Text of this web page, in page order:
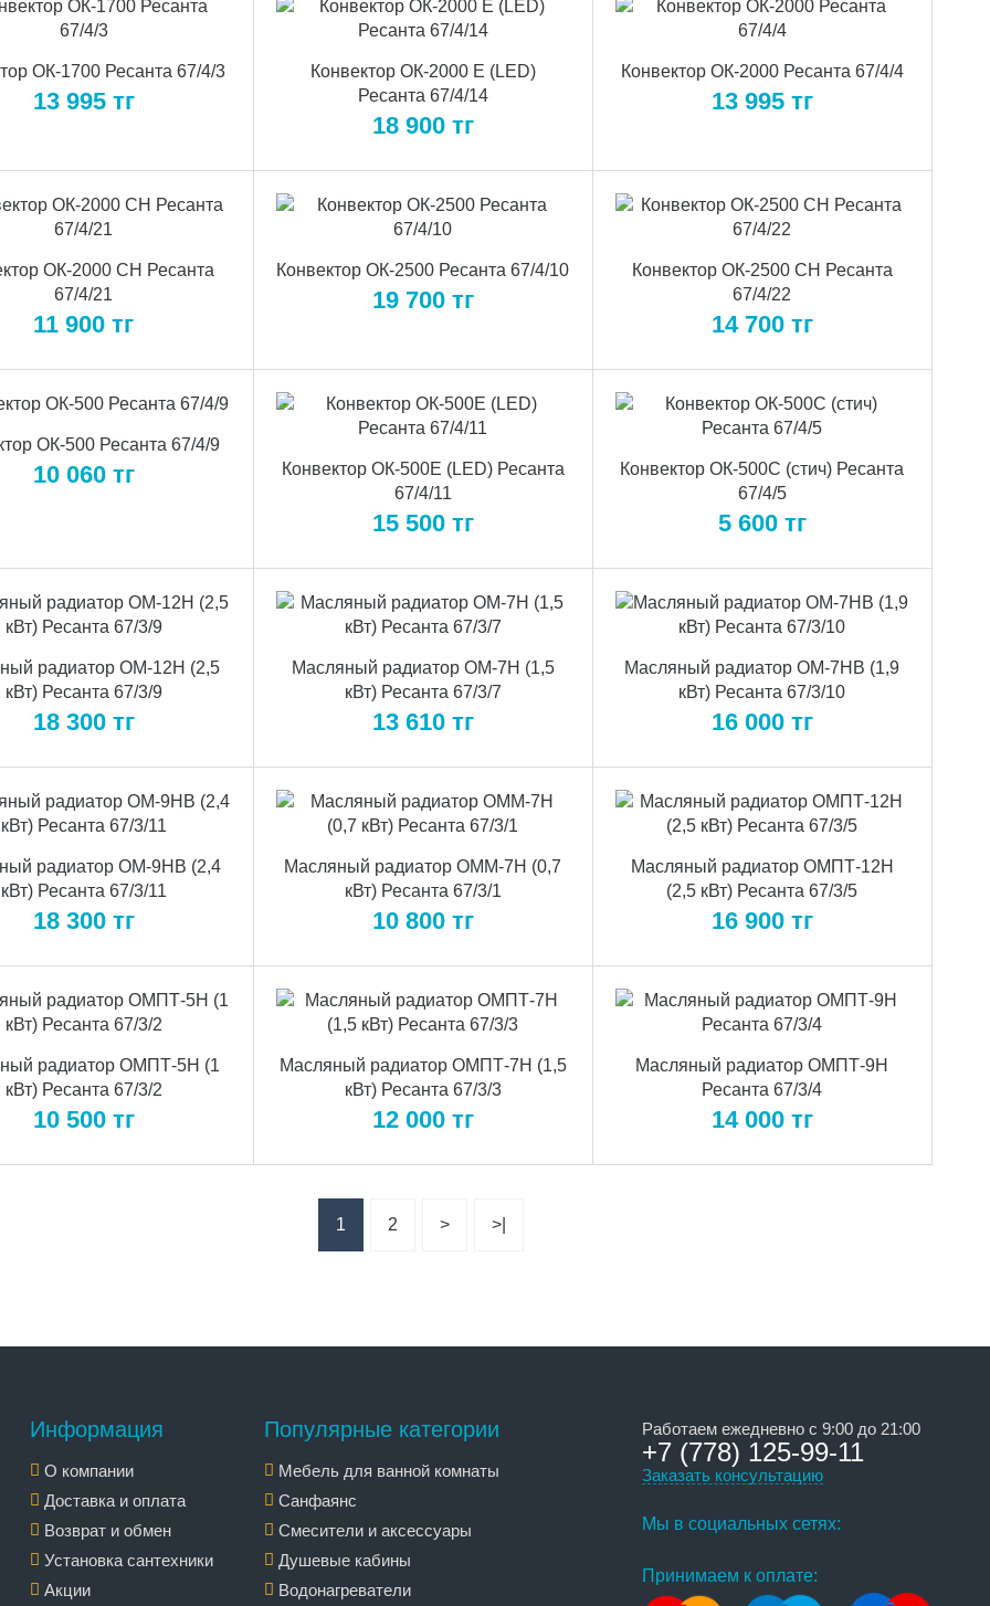
ОК-1700 Ресанта 67/4/3
13 995 тг
Конвектор ОК-2000 E (LED)
Ресанта 67/4/14
18 900 тг
Конвектор ОК-2000 Ресанта 67/4/4
13 995 тг
ОК-2000 СН Ресанта
67/4/21
11 900тг
Конвектор ОК-2500 Ресанта 67/4/10
19 700 тг
Конвектор ОК-2500 СН Ресанта
67/4/22
14 700 тг
ОК-500 Ресанта 67/4/9
10 060 тг
Конвектор ОК-500E (LED) Ресанта
67/4/11
15 500 тг
Конвектор ОК-500С (стич) Ресанта
67/4/5
5 600 тг
радиатор ОМ-12Н (2,5
кВт) Ресанта 67/3/9
18 300 тг
Масляный радиатор ОМ-7Н (1,5
кВт) Ресанта 67/3/7
13 610 тг
Масляный радиатор ОМ-7НВ (1,9
кВт) Ресанта 67/3/10
16 000 тг
радиатор ОМ-9НВ (2,4
кВт) Ресанта 67/3/11
18 300 тг
Масляный радиатор ОММ-7Н (0,7
кВт) Ресанта 67/3/1
10 800 тг
Масляный радиатор ОМПТ-12Н
(2,5 кВт) Ресанта 67/3/5
16 900 тг
радиатор ОМПТ-5Н (1
кВт) Ресанта 67/3/2
10 500 тг
Масляный радиатор ОМПТ-7Н (1,5
кВт) Ресанта 67/3/3
12 000 тг
Масляный радиатор ОМПТ-9Н
Ресанта 67/3/4
14 000 тг
1 2 > >|
Информация
О компании
Доставка и оплата
Возврат и обмен
Установка сантехники
Акции
Популярные категории
Мебель для ванной комнаты
Санфаянс
Смесители и аксессуары
Душевые кабины
Водонагреватели
Работаем ежедневно с 9:00 до 21:00
+7 (778) 125-99-11
Заказать консультацию
Мы в социальных сетях:
Принимаем к оплате: